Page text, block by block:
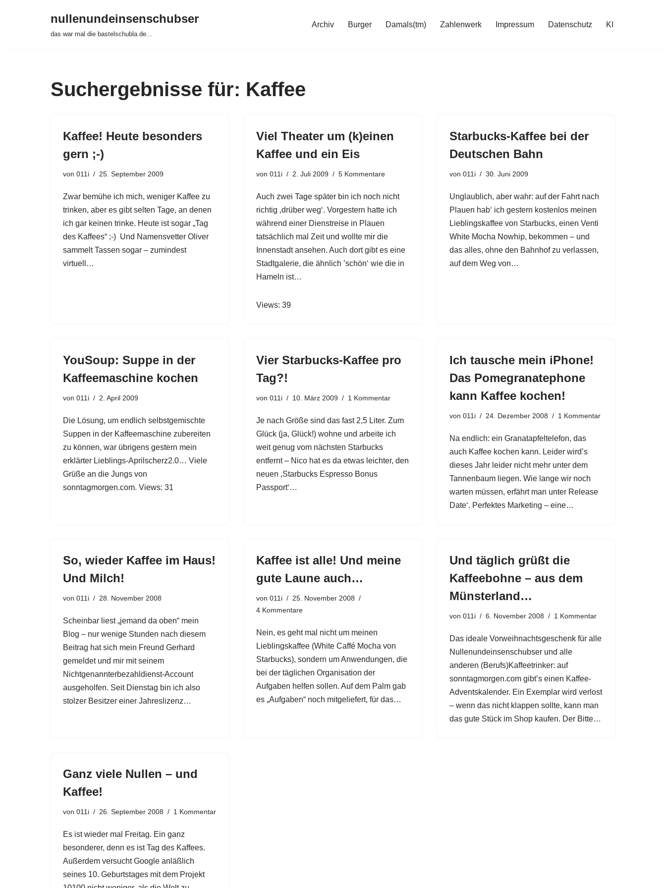
nullenundeinsenschubser
das war mal die bastelschubla.de...
Archiv Burger Damals(tm) Zahlenwerk Impressum Datenschutz KI
Suchergebnisse für: Kaffee
Kaffee! Heute besonders
gern ;-)
von 011i 25. September 2009
Zwar bemühe ich mich, weniger Kaffee zu
trinken, aber es gibt selten Tage, an denen
ich gar keinen trinke. Heute ist sogar „Tag
des Kaffees“ ;-) Und Namensvetter Oliver
sammelt Tassen sogar – zumindest
virtuell…
Viel Theater um (k)einen
Kaffee und ein Eis
von 011i 2. Juli 2009 5 Kommentare
Auch zwei Tage später bin ich noch nicht
richtig ‚drüber weg‘. Vorgestern hatte ich
während einer Dienstreise in Plauen
tatsächlich mal Zeit und wollte mir die
Innenstadt ansehen. Auch dort gibt es eine
Stadtgalerie, die ähnlich ’schön‘ wie die in
Hameln ist…
Views: 39
Starbucks-Kaffee bei der
Deutschen Bahn
von 011i 30. Juni 2009
Unglaublich, aber wahr: auf der Fahrt nach
Plauen hab‘ ich gestern kostenlos meinen
Lieblingskaffee von Starbucks, einen Venti
White Mocha Nowhip, bekommen – und
das alles, ohne den Bahnhof zu verlassen,
auf dem Weg von…
YouSoup: Suppe in der
Kaffeemaschine kochen
von 011i 2. April 2009
Die Lösung, um endlich selbstgemischte
Suppen in der Kaffeemaschine zubereiten
zu können, war übrigens gestern mein
erklärter Lieblings-Aprilscherz2.0… Viele
Grüße an die Jungs von
sonntagmorgen.com. Views: 31
Vier Starbucks-Kaffee pro
Tag?!
von 011i 10. März 2009 1 Kommentar
Je nach Größe sind das fast 2,5 Liter. Zum
Glück (ja, Glück!) wohne und arbeite ich
weit genug vom nächsten Starbucks
entfernt – Nico hat es da etwas leichter, den
neuen ‚Starbucks Espresso Bonus
Passport‘…
Ich tausche mein iPhone!
Das Pomegranatephone
kann Kaffee kochen!
von 011i 24. Dezember 2008 1 Kommentar
Na endlich: ein Granatapfeltelefon, das
auch Kaffee kochen kann. Leider wird’s
dieses Jahr leider nicht mehr unter dem
Tannenbaum liegen. Wie lange wir noch
warten müssen, erfährt man unter Release
Date‘. Perfektes Marketing – eine…
So, wieder Kaffee im Haus!
Und Milch!
von 011i 28. November 2008
Scheinbar liest „jemand da oben“ mein
Blog – nur wenige Stunden nach diesem
Beitrag hat sich mein Freund Gerhard
gemeldet und mir mit seinem
Nichtgenannterbezahldienst-Account
ausgeholfen. Seit Dienstag bin ich also
stolzer Besitzer einer Jahreslizenz…
Kaffee ist alle! Und meine
gute Laune auch…
von 011i
25. November 2008
4 Kommentare
Nein, es geht mal nicht um meinen
Lieblingskaffee (White Caffé Mocha von
Starbucks), sondern um Anwendungen, die
bei der täglichen Organisation der
Aufgaben helfen sollen. Auf dem Palm gab
es „Aufgaben“ noch mitgeliefert, für das…
Und täglich grüßt die
Kaffeebohne – aus dem
Münsterland…
von 011i 6. November 2008 1 Kommentar
Das ideale Vorweihnachtsgeschenk für alle
Nullenundeinsenschubser und alle
anderen (Berufs)Kaffeetrinker: auf
sonntagmorgen.com gibt’s einen Kaffee-
Adventskalender. Ein Exemplar wird verlost
– wenn das nicht klappen sollte, kann man
das gute Stück im Shop kaufen. Der Bitte…
Ganz viele Nullen – und
Kaffee!
von 011i 26. September 2008 1 Kommentar
Es ist wieder mal Freitag. Ein ganz
besonderer, denn es ist Tag des Kaffees.
Außerdem versucht Google anläßlich
seines 10. Geburtstages mit dem Projekt